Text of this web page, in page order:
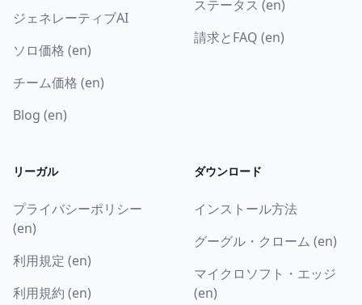
ジェネレーティブAI
ソロ価格 (en)
チーム価格 (en)
Blog (en)
ステータス (en)
請求とFAQ (en)
リーガル
プライバシーポリシー
(en)
利用規定 (en)
利用規約 (en)
ダウンロード
インストール方法
グーグル・クローム (en)
マイクロソフト・エッジ
(en)